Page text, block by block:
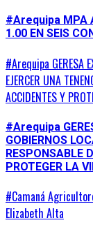
#Arequipa MPA
1.00 EN SEIS
#Arequipa GERESA
EJERCER UNA
ACCIDENTES Y
#Arequipa
GOBIERNOS
RESPONSABLE
PROTEGER LA
#Camaná
Elizabeth Alta